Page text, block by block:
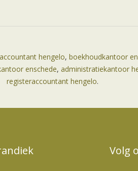
accountant hengelo, boekhoudkantoor
enschede, administratiekantoor
registeraccountant hengelo.
Volg